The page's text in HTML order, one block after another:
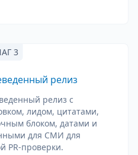
3
релиз
релиз с
лидом, цитатами,
блоком, датами и
для СМИ для
PR-проверки.